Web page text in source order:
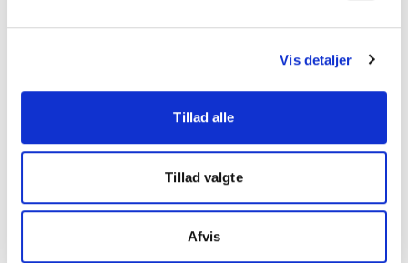
Vis detaljer
Tillad alle
Tillad valgte
Afvis
af høj faglig kvalitet og vedvarende udvikler sine
med Vidensbanken, som er en database for
kvalitetsprojekter i almen praksis.